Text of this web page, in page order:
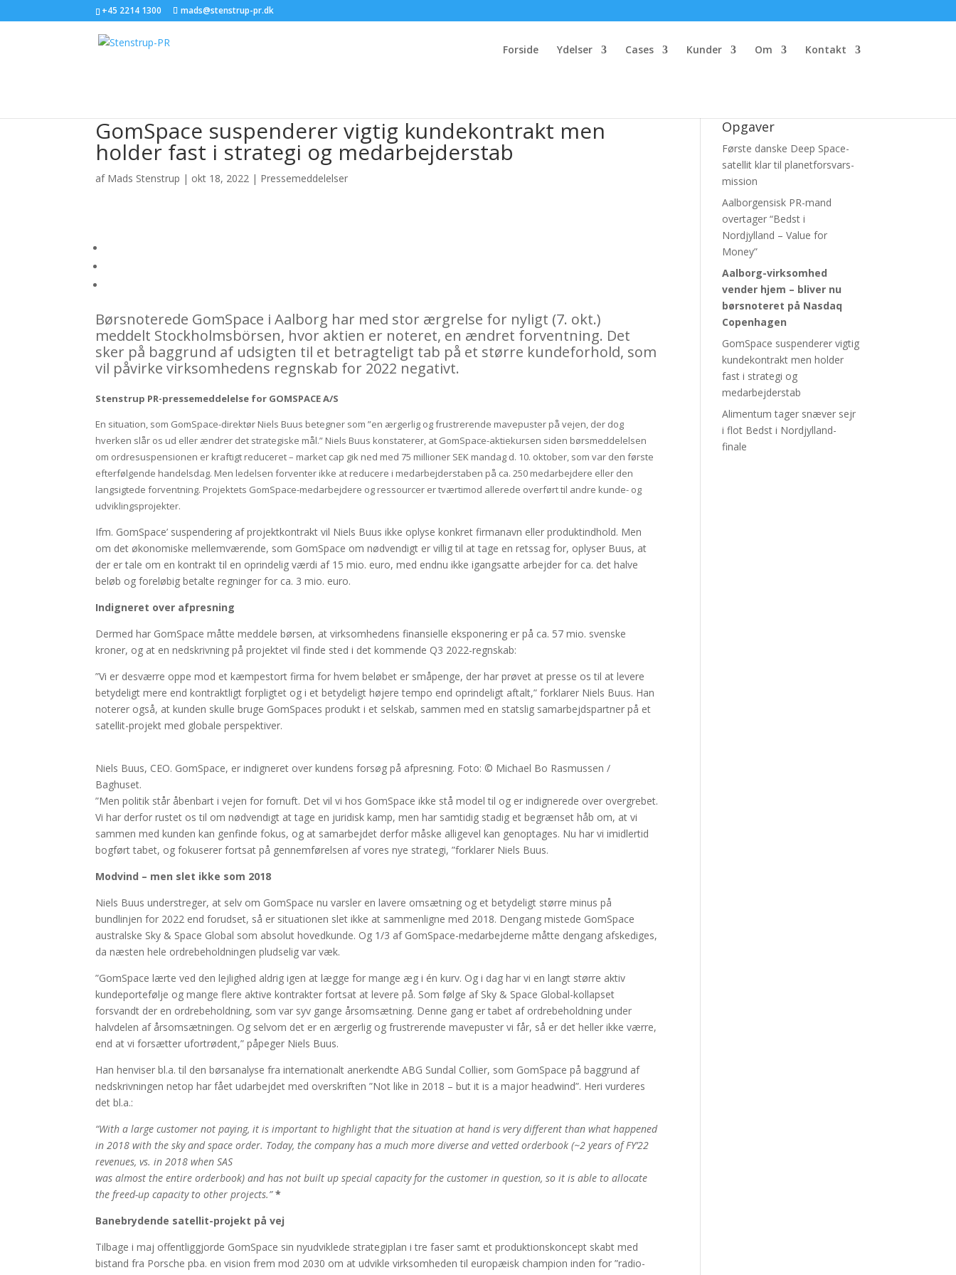
+45 2214 1300 mads@stenstrup-pr.dk
Forside Ydelser Cases Kunder Om Kontakt
GomSpace suspenderer vigtig kundekontrakt men
holder fast i strategi og medarbejderstab
af Mads Stenstrup | okt 18, 2022 | Pressemeddelelser
Børsnoterede GomSpace i Aalborg har med stor ærgrelse for nyligt (7. okt.)
meddelt Stockholmsbörsen, hvor aktien er noteret, en ændret forventning. Det
sker på baggrund af udsigten til et betragteligt tab på et større kundeforhold, som
vil påvirke virksomhedens regnskab for 2022 negativt.
Stenstrup PR-pressemeddelelse for GOMSPACE A/S
En situation, som GomSpace-direktør Niels Buus betegner som ”en ærgerlig og frustrerende mavepuster på vejen, der dog
hverken slår os ud eller ændrer det strategiske mål.” Niels Buus konstaterer, at GomSpace-aktiekursen siden børsmeddelelsen
om ordresuspensionen er kraftigt reduceret – market cap gik ned med 75 millioner SEK mandag d. 10. oktober, som var den første
efterfølgende handelsdag. Men ledelsen forventer ikke at reducere i medarbejderstaben på ca. 250 medarbejdere eller den
langsigtede forventning. Projektets GomSpace-medarbejdere og ressourcer er tværtimod allerede overført til andre kunde- og
udviklingsprojekter.
Ifm. GomSpace’ suspendering af projektkontrakt vil Niels Buus ikke oplyse konkret firmanavn eller produktindhold. Men
om det økonomiske mellemværende, som GomSpace om nødvendigt er villig til at tage en retssag for, oplyser Buus, at
der er tale om en kontrakt til en oprindelig værdi af 15 mio. euro, med endnu ikke igangsatte arbejder for ca. det halve
beløb og foreløbig betalte regninger for ca. 3 mio. euro.
Indigneret over afpresning
Dermed har GomSpace måtte meddele børsen, at virksomhedens finansielle eksponering er på ca. 57 mio. svenske
kroner, og at en nedskrivning på projektet vil finde sted i det kommende Q3 2022-regnskab:
”Vi er desværre oppe mod et kæmpestort firma for hvem beløbet er småpenge, der har prøvet at presse os til at levere
betydeligt mere end kontraktligt forpligtet og i et betydeligt højere tempo end oprindeligt aftalt,” forklarer Niels Buus. Han
noterer også, at kunden skulle bruge GomSpaces produkt i et selskab, sammen med en statslig samarbejdspartner på et
satellit-projekt med globale perspektiver.
Niels Buus, CEO. GomSpace, er indigneret over kundens forsøg på afpresning. Foto: © Michael Bo Rasmussen /
Baghuset.
”Men politik står åbenbart i vejen for fornuft. Det vil vi hos GomSpace ikke stå model til og er indignerede over overgrebet.
Vi har derfor rustet os til om nødvendigt at tage en juridisk kamp, men har samtidig stadig et begrænset håb om, at vi
sammen med kunden kan genfinde fokus, og at samarbejdet derfor måske alligevel kan genoptages. Nu har vi imidlertid
bogført tabet, og fokuserer fortsat på gennemførelsen af vores nye strategi, ”forklarer Niels Buus.
Modvind – men slet ikke som 2018
Niels Buus understreger, at selv om GomSpace nu varsler en lavere omsætning og et betydeligt større minus på
bundlinjen for 2022 end forudset, så er situationen slet ikke at sammenligne med 2018. Dengang mistede GomSpace
australske Sky & Space Global som absolut hovedkunde. Og 1/3 af GomSpace-medarbejderne måtte dengang afskediges,
da næsten hele ordrebeholdningen pludselig var væk.
”GomSpace lærte ved den lejlighed aldrig igen at lægge for mange æg i én kurv. Og i dag har vi en langt større aktiv
kundeportefølje og mange flere aktive kontrakter fortsat at levere på. Som følge af Sky & Space Global-kollapset
forsvandt der en ordrebeholdning, som var syv gange årsomsætning. Denne gang er tabet af ordrebeholdning under
halvdelen af årsomsætningen. Og selvom det er en ærgerlig og frustrerende mavepuster vi får, så er det heller ikke værre,
end at vi forsætter ufortrødent,” påpeger Niels Buus.
Han henviser bl.a. til den børsanalyse fra internationalt anerkendte ABG Sundal Collier, som GomSpace på baggrund af
nedskrivningen netop har fået udarbejdet med overskriften ”Not like in 2018 – but it is a major headwind”. Heri vurderes
det bl.a.:
“With a large customer not paying, it is important to highlight that the situation at hand is very different than what happened
in 2018 with the sky and space order. Today, the company has a much more diverse and vetted orderbook (~2 years of FY’22
revenues, vs. in 2018 when SAS
was almost the entire orderbook) and has not built up special capacity for the customer in question, so it is able to allocate
the freed-up capacity to other projects.”*
Banebrydende satellit-projekt på vej
Tilbage i maj offentliggjorde GomSpace sin nyudviklede strategiplan i tre faser samt et produktionskoncept skabt med
bistand fra Porsche pba. en vision frem mod 2030 om at udvikle virksomheden til europæisk champion inden for ”radio-
Opgaver
Første danske Deep Space-
satellit klar til planetforsvars-
mission
Aalborgensisk PR-mand
overtager “Bedst i
Nordjylland – Value for
Money”
Aalborg-virksomhed
vender hjem – bliver nu
børsnoteret på Nasdaq
Copenhagen
GomSpace suspenderer vigtig
kundekontrakt men holder
fast i strategi og
medarbejderstab
Alimentum tager snæver sejr
i flot Bedst i Nordjylland-
finale